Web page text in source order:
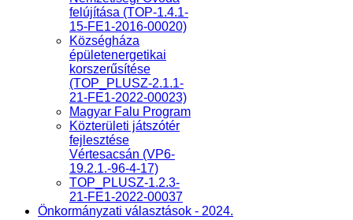
felújítása (TOP-1.4.1-
15-FE1-2016-00020)
Községháza
épületenergetikai
korszerűsítése
(TOP_PLUSZ-2.1.1-
21-FE1-2022-00023)
Magyar Falu Program
Közterületi játszótér
fejlesztése
Vértesacsán (VP6-
19.2.1.-96-4-17)
TOP_PLUSZ-1.2.3-
21-FE1-2022-00037
Önkormányzati választások - 2024.